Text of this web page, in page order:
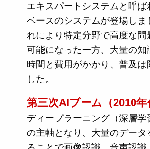
エキスパートシステムと呼ば
ベースのシステムが登場しま
れにより特定分野で高度な問
可能になった一方、大量の知
時間と費用がかかり、普及は
した。
第三次AIブーム（2010年
ディープラーニング（深層学
の主軸となり、大量のデータ